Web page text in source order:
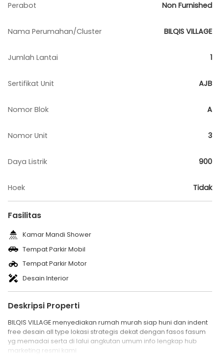
Perabot Non Furnished
Nama Perumahan/Cluster BILQIS VILLAGE
Jumlah Lantai 1
Sertifikat Unit AJB
Nomor Blok A
Nomor Unit 3
Daya Listrik 900
Hoek Tidak
Fasilitas
Kamar Mandi Shower
Tempat Parkir Mobil
Tempat Parkir Motor
Desain Interior
Deskripsi Properti
BILQIS VILLAGE menyediakan rumah murah siap huni dan indent
free desain all type lokasi strategis dekat dengan fasos fasum
yg memadai serta di lalui angkutan umum info lengkap hub
marketing resmi kami